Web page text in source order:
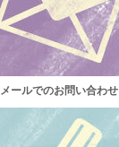
メールでのお問い合わせ